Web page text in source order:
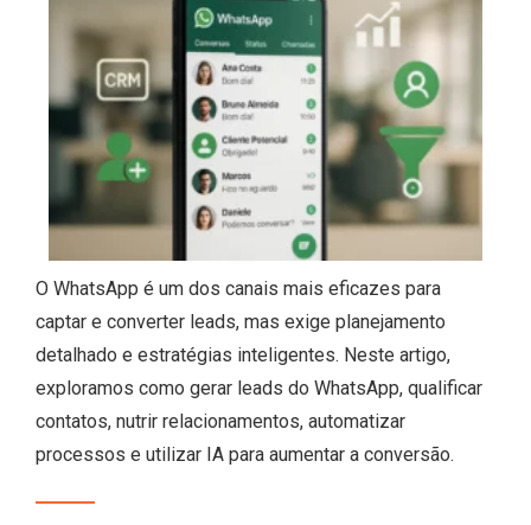
O WhatsApp é um dos canais mais eficazes para
captar e converter leads, mas exige planejamento
detalhado e estratégias inteligentes. Neste artigo,
exploramos como gerar leads do WhatsApp, qualificar
contatos, nutrir relacionamentos, automatizar
processos e utilizar IA para aumentar a conversão.